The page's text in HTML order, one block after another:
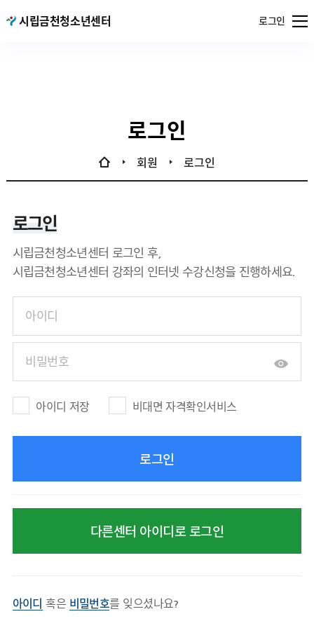
서울특별시
시립금천청소년센터 로그인열기
로그인
회원 로그인
로그인
시립금천청소년센터 로그인 후,
시립금천청소년센터 강좌의 인터넷 수강신청을 진행하세요.
아이디 저장 비대면 자격확인서비스
다른센터 아이디로 로그인
아이디 혹은 비밀번호를 잊으셨나요?